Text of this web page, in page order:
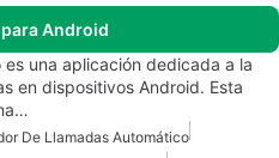
Android
es una aplicación dedicada a la
en dispositivos Android. Esta
De Llamadas Automático